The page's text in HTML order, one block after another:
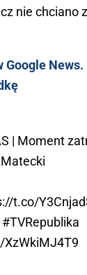
nie chciano
Google
| Moment
t.co/
#TVRepublika